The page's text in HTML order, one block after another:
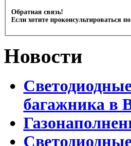
Обратная связь!
Если хотите проконсультироваться
Новости
багажника в